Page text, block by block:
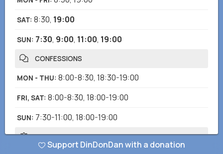
SAT: 8:30, 19:00
SUN: 7:30, 9:00, 11:00, 19:00
CONFESSIONS
MON - THU: 8:00-8:30, 18:30-19:00
FRI, SAT: 8:00-8:30, 18:00-19:00
SUN: 7:30-11:00, 18:00-19:00
ROSARY
Support DinDonDan with a donation